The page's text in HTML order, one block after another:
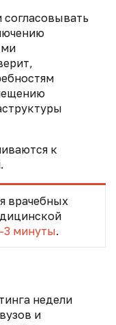
к
врачебных
минуты.
недели
и